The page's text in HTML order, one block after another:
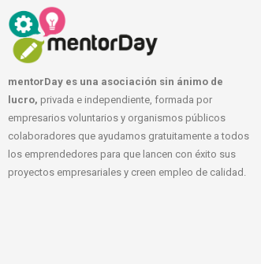
mentorDay es una asociación sin ánimo de
lucro, privada e independiente, formada por
empresarios voluntarios y organismos públicos
colaboradores que ayudamos gratuitamente a todos
los emprendedores para que lancen con éxito sus
proyectos empresariales y creen empleo de calidad.